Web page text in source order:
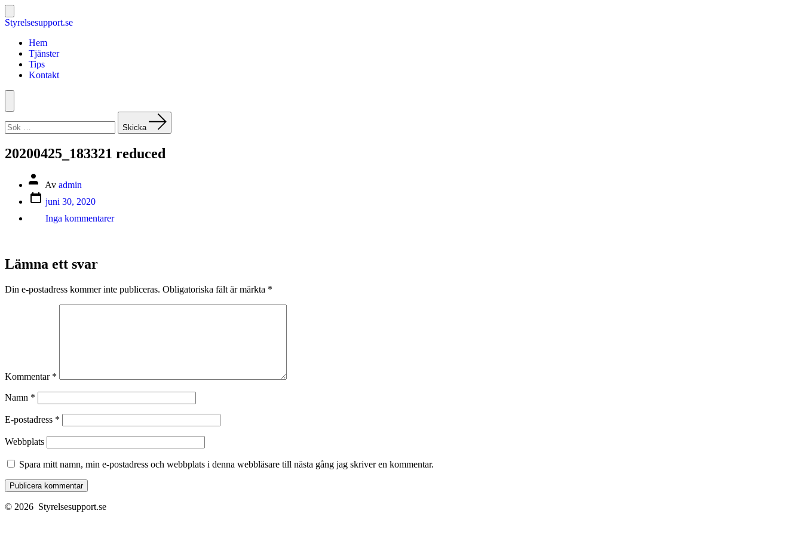
Hoppa
till
innehåll
Slå
på/av
Styrelsesupport.se
Hem
Tjänster
Tips
Kontakt
Meny
efter:
Skicka
20200425_183321 reduced
Inläggsförfattare
Av admin
Inläggsdatum
juni 30, 2020
Inga kommentarer
Lämna ett svar
Din e-postadress kommer inte publiceras. Obligatoriska fält är märkta *
Kommentar *
Namn *
E-postadress *
Webbplats
Spara mitt namn, min e-postadress och webbplats i denna webbläsare till nästa gång jag skriver en kommentar.
© 2026 Styrelsesupport.se